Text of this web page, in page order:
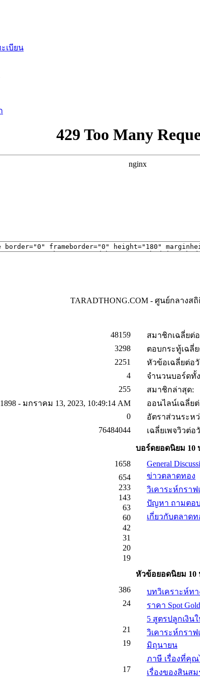
เบียน
TARADTHONG.COM - ศูนย์กลางส
48159
3298
2251
4
255
1898 - มกราคม 13, 2023, 10:49:14 AM
0
76484044
สมาชิกเฉลี่ยต่
ตอบกระทู้เฉลี่
หัวข้อเฉลี่ยต่อ
จำนวนบอร์ดทั้
สมาชิกล่าสุด:
ออนไลน์เฉลี่ย
อัตราส่วนระห
เฉลี่ยเพจวิวต่อ
บอร์ดยอดนิยม 10
1658
654
233
143
63
60
42
31
20
19
General
ข่าวตลาดทอง
วิเคาระห์กรา
ปัญหา ถามตอบ
เกี่ยวกับตลาดท
หัวข้อยอดนิยม 10
386
24
21
19
17
บทวิเคราะห์ท
ราคา Spot
5 สูตรปลูกเงิน
วิเคาระห์กรา
มิถุนายน
ภาษี เรื่องที่คุณ
เรื่องของสินส